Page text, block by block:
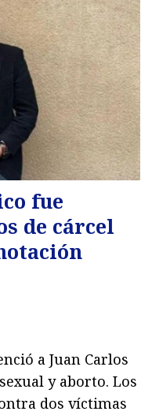
fue
de cárcel
a Juan Carlos
y aborto. Los
dos víctimas